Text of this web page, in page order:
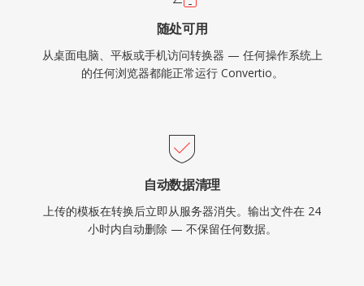
随处可用
从桌面电脑、平板或手机访问转换器 — 任何操作系统上
的任何浏览器都能正常运行 Convertio。
自动数据清理
上传的模板在转换后立即从服务器消失。输出文件在 24
小时内自动删除 — 不保留任何数据。